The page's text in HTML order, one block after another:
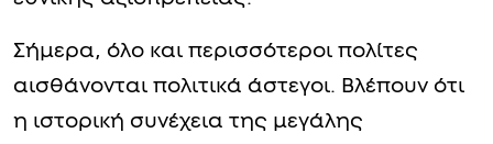
Σήμερα, όλο και περισσότεροι πολίτες
αισθάνονται πολιτικά άστεγοι. Βλέπουν ότι
η ιστορική συνέχεια της μεγάλης